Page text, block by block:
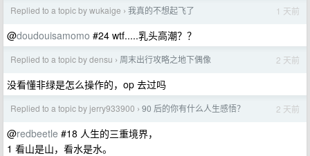
Replied to a topic by wukaige › 我真的不想起飞了 1 天前
@doudouisamomo #24 wtf.....乳头高潮？？
Replied to a topic by densu › 周末出行攻略之地下偶像 2 天前
没看懂非绿是怎么操作的，op 去过吗
Replied to a topic by jerry933900 › 90 后的你有什么人生感悟？ 2 天前
@redbeetle #18 人生的三重境界，
1 看山是山，看水是水。